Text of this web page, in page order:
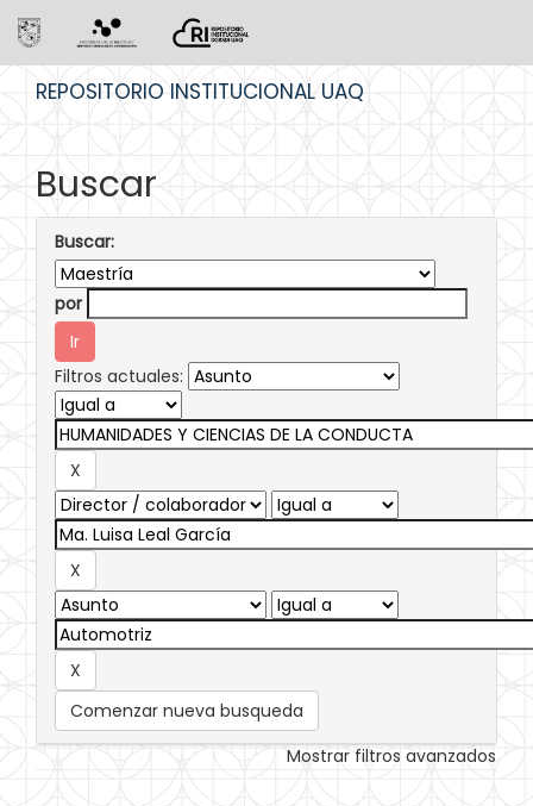
REPOSITORIO INSTITUCIONAL UAQ
Buscar
Buscar:
por
Filtros actuales:
Comenzar nueva busqueda
Mostrar filtros avanzados